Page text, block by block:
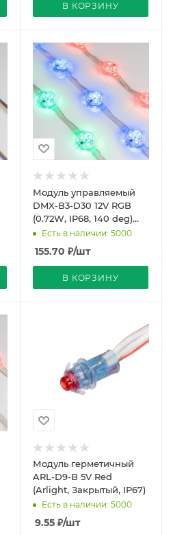
В КОРЗИНУ
Модуль управляемый
DMX-B3-D30 12V RGB
(0.72W, IP68, 140 deg)
(Arlight, Пластик, 3 года)
Есть в наличии: 5000
155.70 ₽/шт
В КОРЗИНУ
Модуль герметичный
ARL-D9-B 5V Red
(Arlight, Закрытый, IP67)
Есть в наличии: 5000
9.55₽/шт